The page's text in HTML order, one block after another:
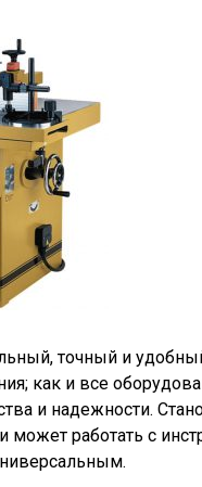
точный и
как и все
и надежности.
может работать с